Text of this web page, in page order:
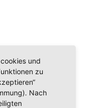
und
zu
Nach